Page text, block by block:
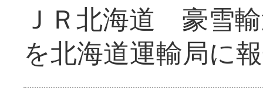
ＪＲ北海道 豪雪
を北海道運輸局に